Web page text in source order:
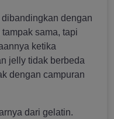
dengan
sama, tapi
ketika
jelly tidak berbeda
dengan campuran
dari gelatin.